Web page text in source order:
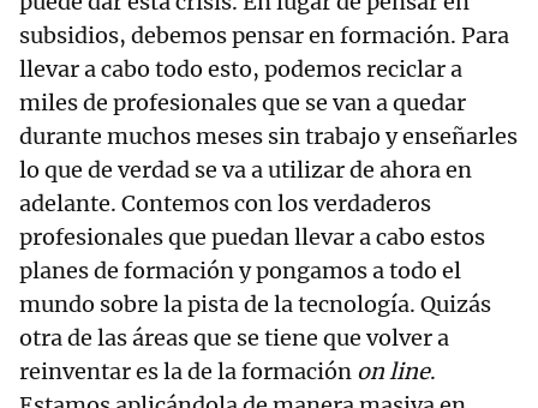
subsidios, debemos pensar en formación. Para
llevar a cabo todo esto, podemos reciclar a
miles de profesionales que se van a quedar
durante muchos meses sin trabajo y enseñarles
lo que de verdad se va a utilizar de ahora en
adelante. Contemos con los verdaderos
profesionales que puedan llevar a cabo estos
planes de formación y pongamos a todo el
mundo sobre la pista de la tecnología. Quizás
otra de las áreas que se tiene que volver a
reinventar es la de la formación on line.